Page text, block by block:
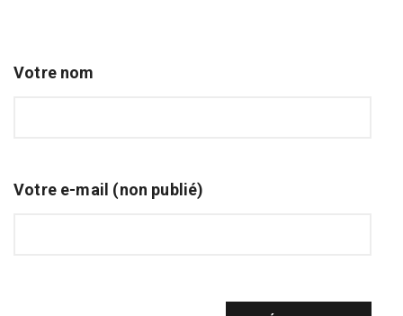
Votre nom
Votre e-mail (non publié)